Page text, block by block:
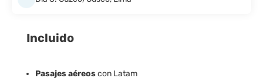
Incluido
Pasajes aéreoscon Latam